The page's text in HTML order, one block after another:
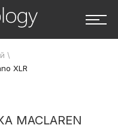
\
XLR
MACLAREN